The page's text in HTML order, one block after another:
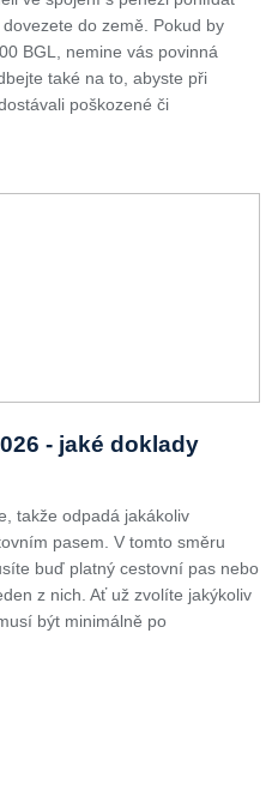
do země. Pokud by
BGL, nemine vás povinná
také na to, abyste při
poškozené či
- jaké doklady
takže odpadá jakákoliv
pasem. V tomto směru
buď platný cestovní pas nebo
z nich. Ať už zvolíte jakýkoliv
být minimálně po